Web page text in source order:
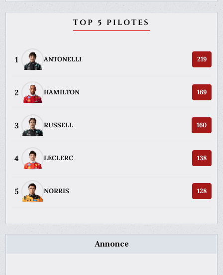
TOP 5 PILOTES
1 ANTONELLI 219
2 HAMILTON 169
3 RUSSELL 160
4 LECLERC 138
5 NORRIS 128
Annonce